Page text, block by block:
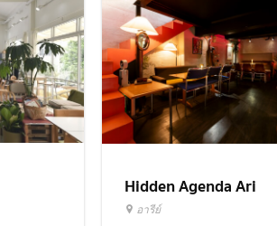
Hidden Agenda Ari
อารีย์